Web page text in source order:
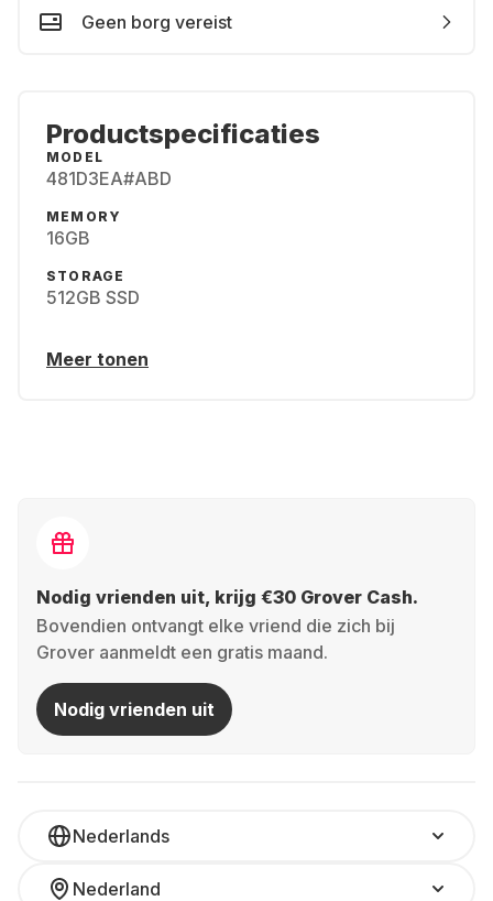
Geen borg vereist
Productspecificaties
MODEL
481D3EA#ABD
MEMORY
16GB
STORAGE
512GB SSD
Meer tonen
Nodig vrienden uit, krijg €30 Grover Cash.
Bovendien ontvangt elke vriend die zich bij
Grover aanmeldt een gratis maand.
Nodig vrienden uit
Nederlands
Nederland